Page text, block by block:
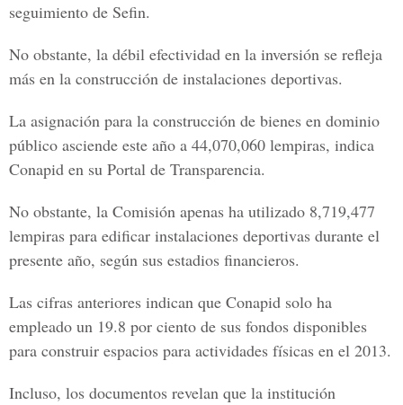
seguimiento de Sefin.
No obstante, la débil efectividad en la inversión se refleja
más en la construcción de instalaciones deportivas.
La asignación para la construcción de bienes en dominio
público asciende este año a 44,070,060 lempiras, indica
Conapid en su Portal de Transparencia.
No obstante, la Comisión apenas ha utilizado 8,719,477
lempiras para edificar instalaciones deportivas durante el
presente año, según sus estadios financieros.
Las cifras anteriores indican que Conapid solo ha
empleado un 19.8 por ciento de sus fondos disponibles
para construir espacios para actividades físicas en el 2013.
Incluso, los documentos revelan que la institución